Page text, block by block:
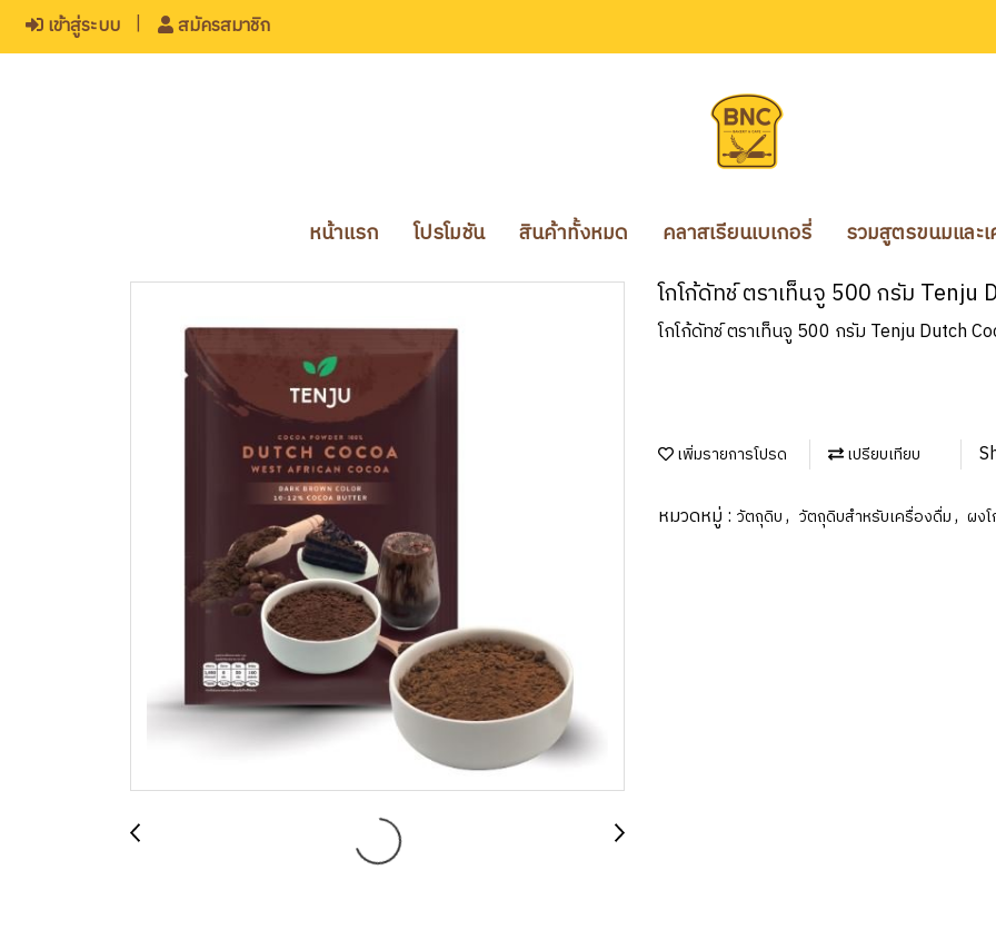
เข้าสู่ระบบ สมัครสมาชิก
หน้าแรก โปรโมชัน สินค้าทั้งหมด คลาสเรียนเบเกอรี่ รวมสูตรขนมและ
โกโก้ดัทช์ ตราเท็นจู 500 กรัม
โกโก้ดัทช์ ตราเท็นจู 500 กรัม Tenju Dutch
เพิ่มรายการโปรด เปรียบเทียบ
หมวดหมู่ : วัตถุดิบ, วัตถุดิบสำหรับเครื่องดื่ม, ผง